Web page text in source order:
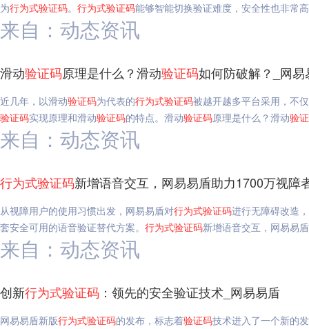
为行为式验证码。 行为式验证码能够智能切换验证难度，安全性也非常
来自：动态资讯
滑动验证码原理是什么？滑动验证码如何防破解？_网易
近几年，以滑动验证码为代表的行为式验证码被越开越多平台采用，不
验证码实现原理和滑动验证码的特点。滑动验证码原理是什么？滑动验
来自：动态资讯
行为式验证码新增语音交互，网易易盾助力1700万视障
从视障用户的使用习惯出发，网易易盾对行为式验证码进行无障碍改造
套安全可用的语音验证替代方案。 行为式验证码新增语音交互，网易易
来自：动态资讯
创新行为式验证码 ：领先的安全验证技术_网易易盾
网易易盾新版行为式验证码的发布，标志着验证码技术进入了一个新的